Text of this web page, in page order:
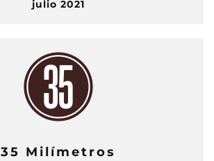
julio 2021
35 Milímetros